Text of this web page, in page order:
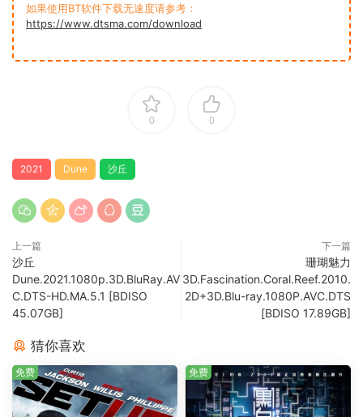
如果使用BT软件下载无速度请参考：
https://www.dtsma.com/download
0 0
2021 Dune 沙丘
上一篇
沙丘
Dune.2021.1080p.3D.BluRay.AV
C.DTS-HD.MA.5.1 [BDISO
45.07GB]
下一篇
珊瑚魅力
3D.Fascination.Coral.Reef.2010.
2D+3D.Blu-ray.1080P.AVC.DTS
[BDISO 17.89GB]
猜你喜欢
免费 免费